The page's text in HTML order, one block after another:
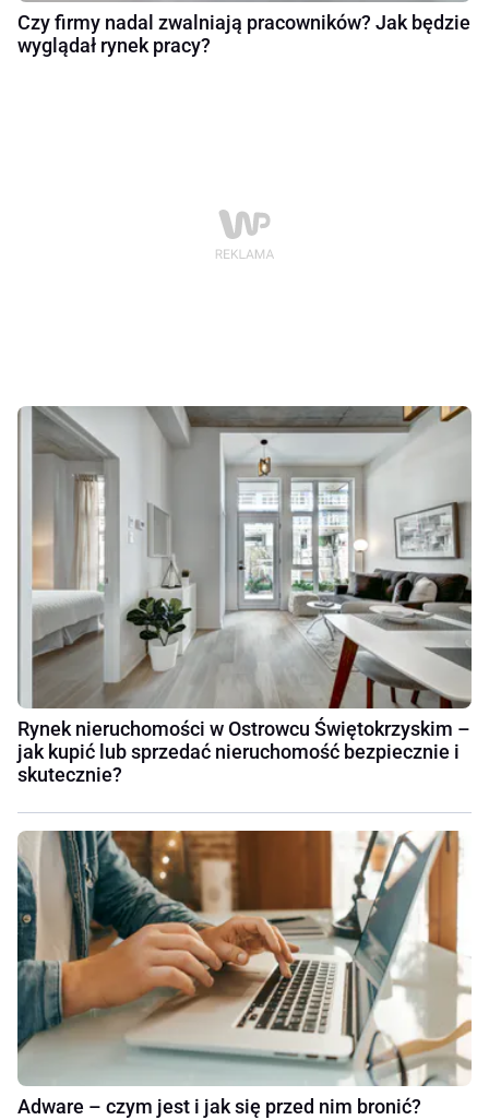
Czy firmy nadal zwalniają pracowników? Jak będzie
wyglądał rynek pracy?
Rynek nieruchomości w Ostrowcu Świętokrzyskim –
jak kupić lub sprzedać nieruchomość bezpiecznie i
skutecznie?
Adware – czym jest i jak się przed nim bronić?